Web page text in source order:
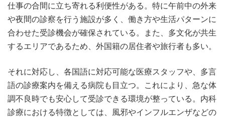
仕事の合間に立ち寄れる利便性がある。特に午前中の外来
や夜間の診察を行う施設が多く、働き方や生活パターンに
合わせた受診機会が確保されている。また、多文化が共生
するエリアであるため、外国籍の居住者や旅行者も多い。
それに対応し、各国語に対応可能な医療スタッフや、多言
語の診療案内を備える病院も目立つ。これにより、急な体
調不良時でも安心して受診できる環境が整っている。内科
診療における特徴としては、風邪やインフルエンザなどの